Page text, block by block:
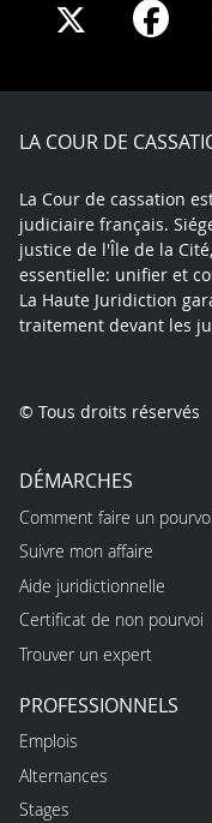
Share
X
LA COUR DE
La Cour de cassation
judiciaire français.
justice de l'Île de la
essentielle: unifier et
La Haute Juridiction
traitement devant les
© Tous droits réservés
DÉMARCHES
Comment faire un pourvoi
Suivre mon affaire
Aide juridictionnelle
Certificat de non pourvoi
Trouver un expert
PROFESSIONNELS
Emplois
Alternances
Stages